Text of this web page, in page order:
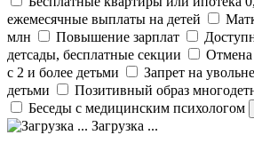
ежемесячные выплаты на детей
млн
Повышение зарплат
детсады, бесплатные секции
с 2 и более детьми
Запрет на
детьми
Позитивный образ
Беседы с медицинским психологом
Загрузка ...